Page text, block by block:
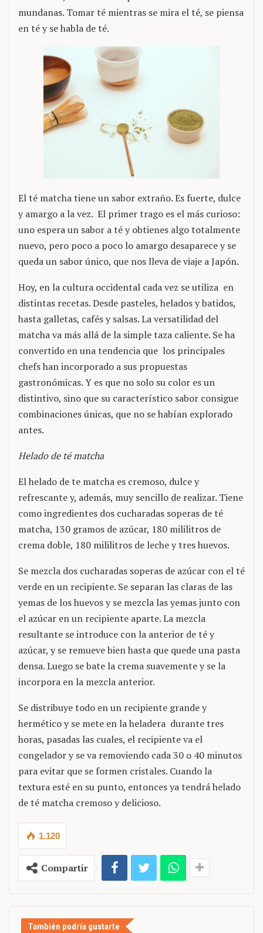
mundanas. Tomar té mientras se mira el té, se piensa
en té y se habla de té.
El té matcha tiene un sabor extraño. Es fuerte, dulce
y amargo a la vez. El primer trago es el más curioso:
uno espera un sabor a té y obtienes algo totalmente
nuevo, pero poco a poco lo amargo desaparece y se
queda un sabor único, que nos lleva de viaje a Japón.
Hoy, en la cultura occidental cada vez se utiliza en
distintas recetas. Desde pasteles, helados y batidos,
hasta galletas, cafés y salsas. La versatilidad del
matcha va más allá de la simple taza caliente. Se ha
convertido en una tendencia que los principales
chefs han incorporado a sus propuestas
gastronómicas. Y es que no solo su color es un
distintivo, sino que su característico sabor consigue
combinaciones únicas, que no se habían explorado
antes.
Helado de té matcha
El helado de te matcha es cremoso, dulce y
refrescante y, además, muy sencillo de realizar. Tiene
como ingredientes dos cucharadas soperas de té
matcha, 130 gramos de azúcar, 180 mililitros de
crema doble, 180 mililitros de leche y tres huevos.
Se mezcla dos cucharadas soperas de azúcar con el té
verde en un recipiente. Se separan las claras de las
yemas de los huevos y se mezcla las yemas junto con
el azúcar en un recipiente aparte. La mezcla
resultante se introduce con la anterior de té y
azúcar, y se remueve bien hasta que quede una pasta
densa. Luego se bate la crema suavemente y se la
incorpora en la mezcla anterior.
Se distribuye todo en un recipiente grande y
hermético y se mete en la heladera durante tres
horas, pasadas las cuales, el recipiente va el
congelador y se va removiendo cada 30 o 40 minutos
para evitar que se formen cristales. Cuando la
textura esté en su punto, entonces ya tendrá helado
de té matcha cremoso y delicioso.
1.120
Compartir
También podría gustarte